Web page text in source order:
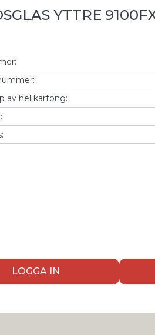
YTTRE
:
:
av hel kartong:
:
LOGGA IN